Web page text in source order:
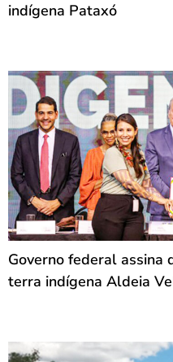
indígena Pataxó
Governo federal assina
terra indígena Aldeia